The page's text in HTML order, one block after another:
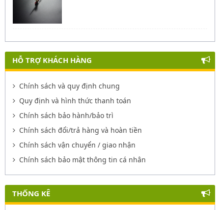
HỖ TRỢ KHÁCH HÀNG
Chính sách và quy định chung
Quy định và hình thức thanh toán
Chính sách bảo hành/bảo trì
Chính sách đổi/trả hàng và hoàn tiền
Chính sách vận chuyển / giao nhận
Chính sách bảo mật thông tin cá nhân
THỐNG KÊ